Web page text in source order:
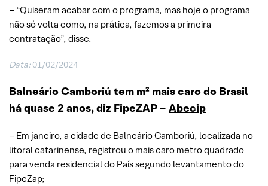
– “Quiseram acabar com o programa, mas hoje o programa
não só volta como, na prática, fazemos a primeira
contratação”, disse.
Data: 01/02/2024
Balneário Camboriú tem m² mais caro do Brasil
há quase 2 anos, diz FipeZAP – Abecip
– Em janeiro, a cidade de Balneário Camboriú, localizada no
litoral catarinense, registrou o mais caro metro quadrado
para venda residencial do País segundo levantamento do
FipeZap;